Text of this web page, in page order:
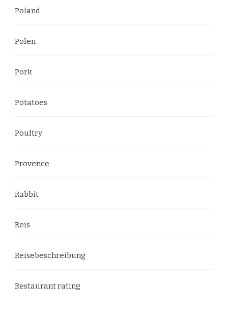
Poland
Polen
Pork
Potatoes
Poultry
Provence
Rabbit
Reis
Reisebeschreibung
Restaurant rating